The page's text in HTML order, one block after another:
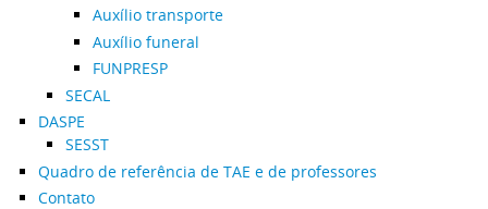
Auxílio transporte
Auxílio funeral
FUNPRESP
SECAL
DASPE
SESST
Quadro de referência de TAE e de professores
Contato